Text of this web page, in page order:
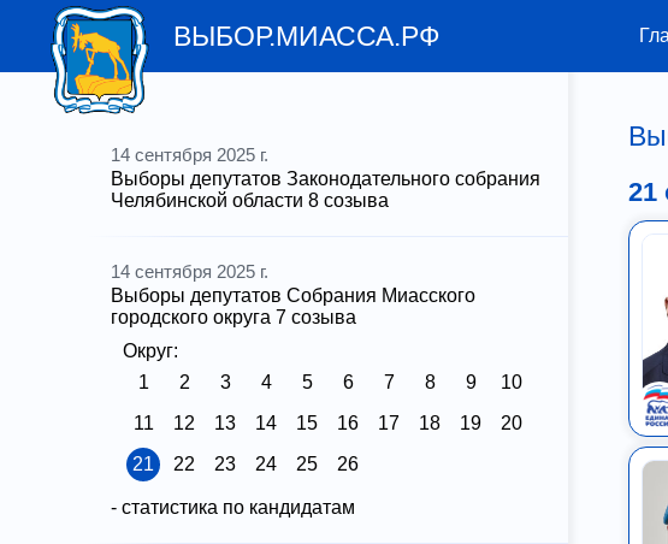
ВЫБОР.МИАССА.РФ
14 сентября 2025 г.
Выборы депутатов Законодательного собрания
Челябинcкой области 8 созыва
14 сентября 2025 г.
Выборы депутатов Собрания Миасского
городского округа 7 созыва
Округ:
1
2 3 4 5 6 7 8 9
10
11
12 13 14 15 16 17 18 19
20
21
22 23 24 25 26
- статистика по кандидатам
21